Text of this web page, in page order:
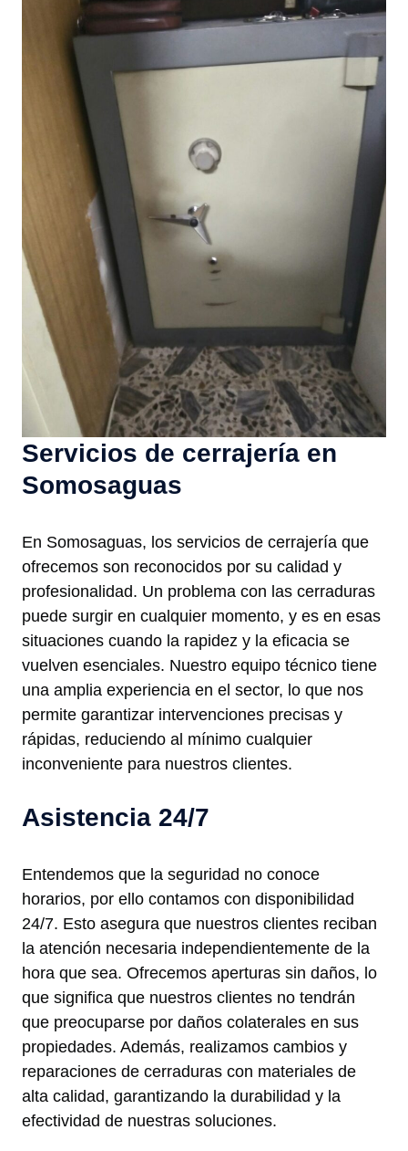
Servicios de cerrajería en
Somosaguas
En Somosaguas, los servicios de cerrajería que
ofrecemos son reconocidos por su calidad y
profesionalidad. Un problema con las cerraduras
puede surgir en cualquier momento, y es en esas
situaciones cuando la rapidez y la eficacia se
vuelven esenciales. Nuestro equipo técnico tiene
una amplia experiencia en el sector, lo que nos
permite garantizar intervenciones precisas y
rápidas, reduciendo al mínimo cualquier
inconveniente para nuestros clientes.
Asistencia 24/7
Entendemos que la seguridad no conoce
horarios, por ello contamos con disponibilidad
24/7. Esto asegura que nuestros clientes reciban
la atención necesaria independientemente de la
hora que sea. Ofrecemos aperturas sin daños, lo
que significa que nuestros clientes no tendrán
que preocuparse por daños colaterales en sus
propiedades. Además, realizamos cambios y
reparaciones de cerraduras con materiales de
alta calidad, garantizando la durabilidad y la
efectividad de nuestras soluciones.